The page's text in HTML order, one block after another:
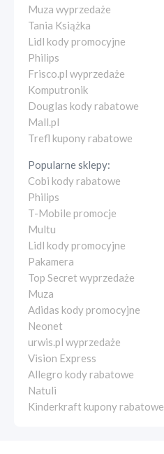
Muza wyprzedaże
Tania Książka
Lidl kody promocyjne
Philips
Frisco.pl wyprzedaże
Komputronik
Douglas kody rabatowe
Mall.pl
Trefl kupony rabatowe
Popularne sklepy:
Cobi kody rabatowe
Philips
T-Mobile promocje
Multu
Lidl kody promocyjne
Pakamera
Top Secret wyprzedaże
Muza
Adidas kody promocyjne
Neonet
urwis.pl wyprzedaże
Vision Express
Allegro kody rabatowe
Natuli
Kinderkraft kupony rabatowe